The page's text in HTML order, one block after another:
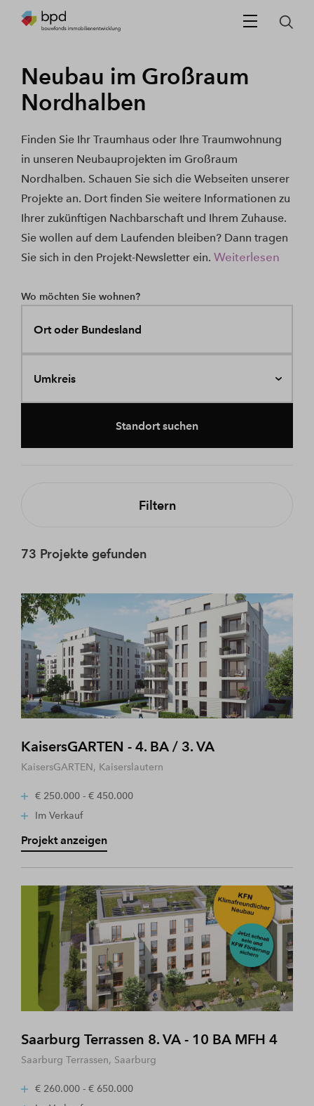
Neubau im Großraum
Nordhalben
Finden Sie Ihr Traumhaus oder Ihre Traumwohnung
in unseren Neubauprojekten im Großraum
Nordhalben. Schauen Sie sich die Webseiten unserer
Projekte an. Dort finden Sie weitere Informationen zu
Ihrer zukünftigen Nachbarschaft und Ihrem Zuhause.
Sie wollen auf dem Laufenden bleiben? Dann tragen
Sie sich in den Projekt-Newsletter ein. Weiterlesen
Wo möchten Sie wohnen?
Ort oder Bundesland
Umkreis
Standort suchen
Filtern
73 Projekte gefunden
KaisersGARTEN - 4. BA / 3. VA
KaisersGARTEN, Kaiserslautern
€ 250.000 - € 450.000
Im Verkauf
Projekt anzeigen
Saarburg Terrassen 8. VA - 10 BA MFH 4
Saarburg Terrassen, Saarburg
€ 260.000 - € 650.000